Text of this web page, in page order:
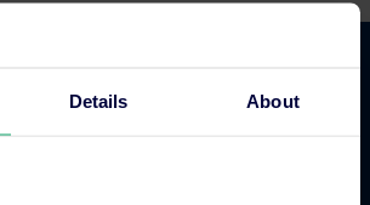
Details About
Fonctionnalités